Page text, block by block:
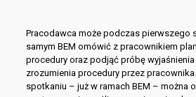
Pracodawca może podczas pierwszego
samym BEM omówić z pracownikiem
procedury oraz podjąć próbę
zrozumienia procedury przez
spotkaniu – już w ramach BEM – można